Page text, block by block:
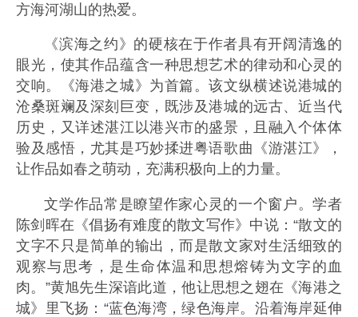
方海河湖山的热爱。
《滨海之约》的硬核在于作者具有开阔清逸的
眼光，使其作品蕴含一种思想艺术的律动和心灵的
交响。《海港之城》为首篇。该文纵横述说港城的
沧桑斑斓及深刻巨变，既涉及港城的远古、近当代
历史，又详述湛江以港兴市的盛景，且融入个体体
验及感悟，尤其是巧妙揉进粤语歌曲《游湛江》，
让作品如春之萌动，充满积极向上的力量。
文学作品常是瞭望作家心灵的一个窗户。学者
陈剑晖在《倡扬有难度的散文写作》中说：“散文的
文字不只是简单的输出，而是散文家对生活细致的
观察与思考，是生命体温和思想熔铸为文字的血
肉。”黄旭先生深谙此道，他让思想之翅在《海港之
城》里飞扬：“蓝色海湾，绿色海岸。沿着海岸延伸